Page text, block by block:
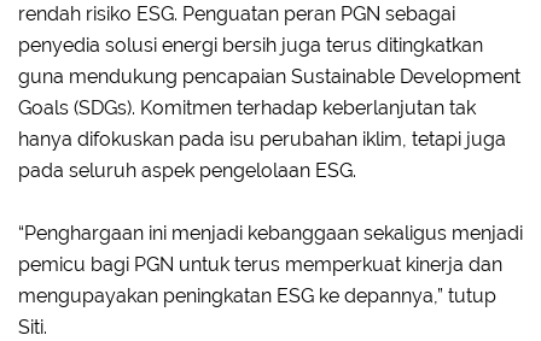
rendah risiko ESG. Penguatan peran PGN sebagai
penyedia solusi energi bersih juga terus ditingkatkan
guna mendukung pencapaian Sustainable Development
Goals (SDGs). Komitmen terhadap keberlanjutan tak
hanya difokuskan pada isu perubahan iklim, tetapi juga
pada seluruh aspek pengelolaan ESG.
“Penghargaan ini menjadi kebanggaan sekaligus menjadi
pemicu bagi PGN untuk terus memperkuat kinerja dan
mengupayakan peningkatan ESG ke depannya,” tutup
Siti.